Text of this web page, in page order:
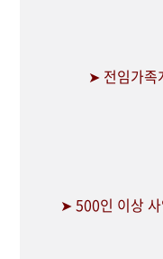
➤ 전임가족
➤ 500인 이상